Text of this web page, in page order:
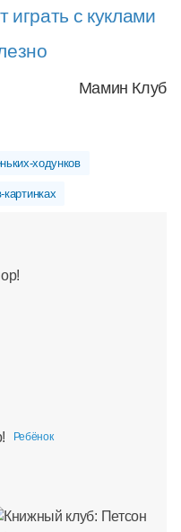
играть с куклами
Мамин Клуб
ходунков
Ребёнок